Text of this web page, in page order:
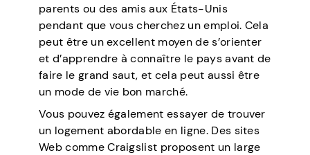
parents ou des amis aux États-Unis
pendant que vous cherchez un emploi. Cela
peut être un excellent moyen de s’orienter
et d’apprendre à connaître le pays avant de
faire le grand saut, et cela peut aussi être
un mode de vie bon marché.
Vous pouvez également essayer de trouver
un logement abordable en ligne. Des sites
Web comme Craigslist proposent un large